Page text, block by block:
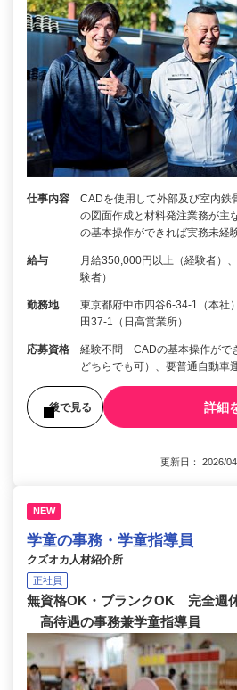
仕事内容
CADを使用して外部及び室内鉄
の図面作成と材料発注業務が主
の基本操作ができれば実務未
給与
月給350,000円以上（経験者）
験者）
勤務地
東京都府中市四谷6-34-1（本社
田37-1（日高営業所）
応募資格
経験不問 CADの基本操作がで
どちらでも可）、要普通自動車
後で見る 詳細
更新日： 2026/
NEW
学童の事務・学童指導員
クズオカ人材紹介所
正社員
無資格OK・ブランクOK 完全週
高待遇の事務兼学童指導員